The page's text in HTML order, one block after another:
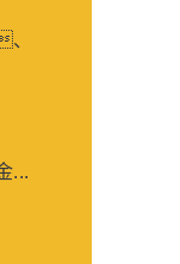
...